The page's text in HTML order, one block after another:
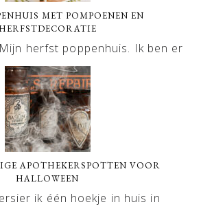
MET POMPOENEN EN
HERFSTDECORATIE
herfst poppenhuis. Ik ben er
APOTHEKERSPOTTEN VOOR
HALLOWEEN
ik één hoekje in huis in